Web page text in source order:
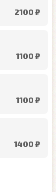
2100 ₽
1100 ₽
1100 ₽
1400 ₽